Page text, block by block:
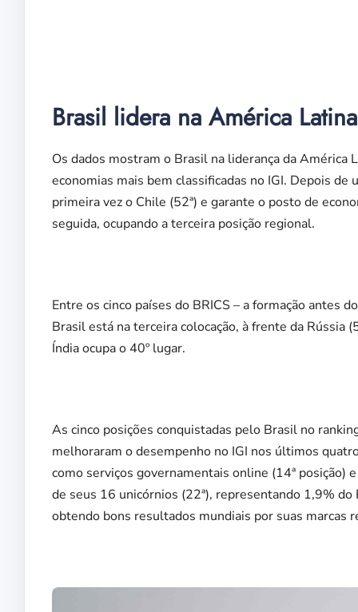
Brasil lidera na América
Os dados mostram o Brasil na liderança da
economias mais bem classificadas no IGI. Depois
primeira vez o Chile (52ª) e garante o posto de
seguida, ocupando a terceira posição regional.
Entre os cinco países do BRICS – a formação antes
Brasil está na terceira colocação, à frente da Rússia
Índia ocupa o 40º lugar.
As cinco posições conquistadas pelo Brasil no
melhoraram o desempenho no IGI nos últimos
como serviços governamentais online (14ª posição)
de seus 16 unicórnios (22ª), representando 1,9%
obtendo bons resultados mundiais por suas marcas